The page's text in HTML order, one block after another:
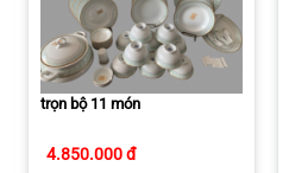
trọn bộ 11 món
4.850.000 đ